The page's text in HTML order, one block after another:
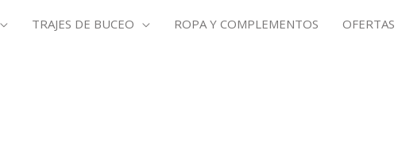
TRAJES DE BUCEO ROPA Y COMPLEMENTOS OFERTAS